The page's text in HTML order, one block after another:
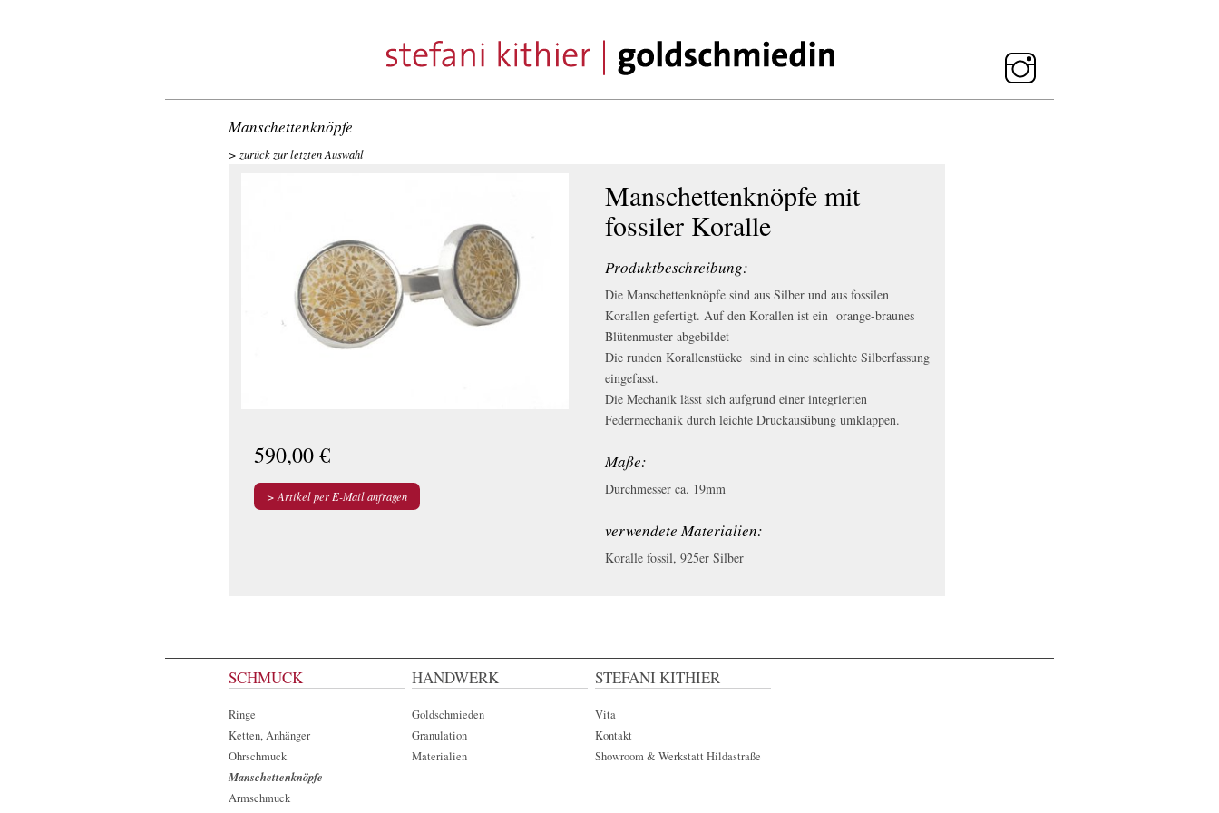
Manschettenknöpfe
zurück zur letzten Auswahl
590,00 €
Artikel per E-Mail anfragen
Manschettenknöpfe mit
fossiler Koralle
Produktbeschreibung:
Die Manschettenknöpfe sind aus Silber und aus fossilen
Korallen gefertigt. Auf den Korallen ist ein orange-braunes
Blütenmuster abgebildet
Die runden Korallenstücke sind in eine schlichte Silberfassung
eingefasst.
Die Mechanik lässt sich aufgrund einer integrierten
Federmechanik durch leichte Druckausübung umklappen.
Maße:
Durchmesser ca. 19mm
verwendete Materialien:
Koralle fossil, 925er Silber
SCHMUCK
Ringe
Ketten, Anhänger
Ohrschmuck
Manschettenknöpfe
Armschmuck
HANDWERK
Goldschmieden
Granulation
Materialien
STEFANI KITHIER
Vita
Kontakt
Showroom & Werkstatt Hildastraße